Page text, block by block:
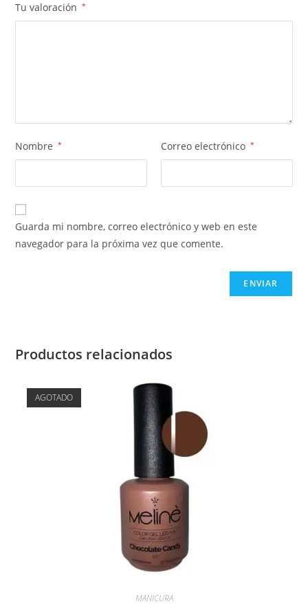
Tu valoración *
Nombre * Correo electrónico *
Guarda mi nombre, correo electrónico y web en este
navegador para la próxima vez que comente.
Productos relacionados
AGOTADO
MANICURA